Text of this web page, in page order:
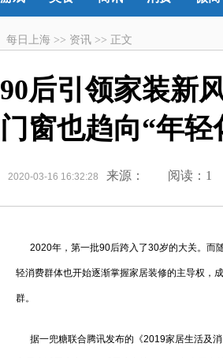
每日上海 >> 资讯 >> 正文
90后引领家装新
门窗也趋向“年轻
2020-03-16 16:32:28 来源： 阅读：1
2020年，第一批90后跨入了30岁的大关。而
轻消费群体也开始逐渐掌握家居装修的主导权，
群。
据一兜糖联合腾讯发布的《2019家居生活及消